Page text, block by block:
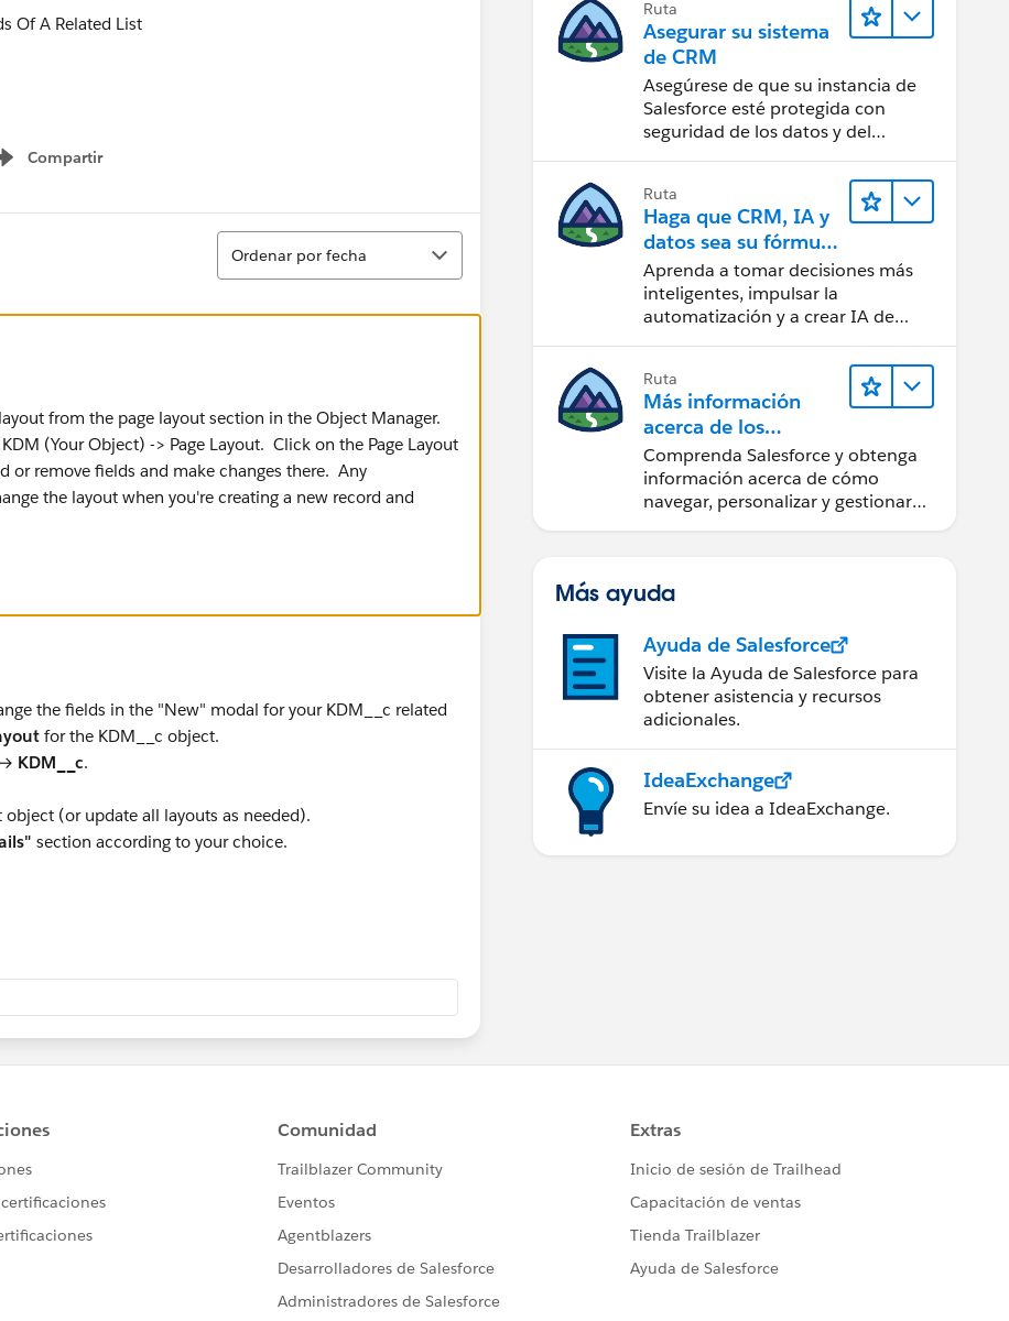
Compartir
Show menu
Ordenar
Ordenar por fecha
from the page layout section in the Object Manager.
(Your Object) -> Page Layout. Click on the Page Layout
or remove fields and make changes there. Any
the layout when you're creating a new record and
the fields in the "New" modal for your KDM__c related
for the KDM__c object.
KDM__c.
(or update all layouts as needed).
section according to your choice.
Ruta
Asegurar su sistema
de CRM
Asegúrese de que su instancia de
Salesforce esté protegida con
seguridad de los datos y del
Ruta
Haga que CRM, IA y
datos sea su fórmula
de confianza
Aprenda a tomar decisiones más
inteligentes, impulsar la
automatización y a crear IA de
los productos más populares de
Salesforce.
Ruta
Más información
acerca de los
fundamentos de
CRM para Lightning
Experience
Comprenda Salesforce y obtenga
información acerca de cómo
navegar, personalizar y gestionar
Más ayuda
Ayuda de Salesforce
Visite la Ayuda de Salesforce para
obtener asistencia y recursos
adicionales.
IdeaExchange
Envíe su idea a IdeaExchange.